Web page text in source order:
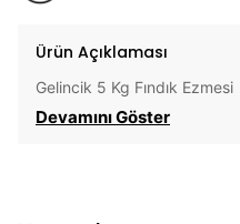
Ürün Açıklaması
Gelincik 5 Kg Fındık Ezmesi
Devamını Göster